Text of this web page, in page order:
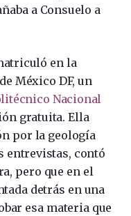
a Consuelo a
en la
México DF, un
Nacional
gratuita. Ella
por la geología
entrevistas, contó
pero que en el
detrás en una
esa materia que